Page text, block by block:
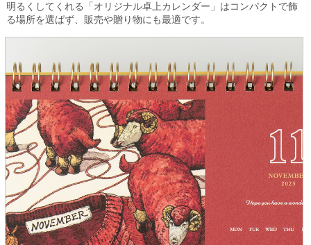
明るくしてくれる「オリジナル卓上カレンダー」はコンパクトで飾
る場所を選ばず、販売や贈り物にも最適です。